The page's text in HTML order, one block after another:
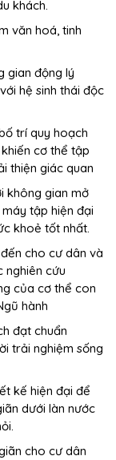
khách.
văn hoá, tinh
gian động lý
hệ sinh thái độc
trí quy hoạch
cơ thể tập
thiện giác quan
không gian mở
tập hiện đại
khoẻ tốt nhất.
cho cư dân và
nghiên cứu
của cơ thể con
hành
đạt chuẩn
trải nghiệm sống
kế hiện đại để
dưới làn nước
cho cư dân